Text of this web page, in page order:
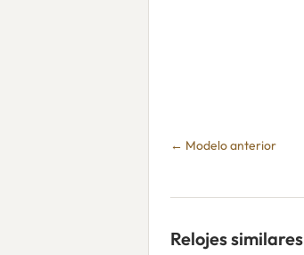
← Modelo anterior
Relojes similares